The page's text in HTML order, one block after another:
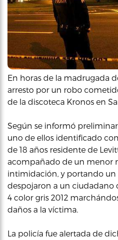
En horas de la madrugada
arresto por un robo
de la discoteca Kronos en
Según se informó
uno de ellos identificado
de 18 años residente de
acompañado de un menor
intimidación, y portando un
despojaron a un ciudadano
4 color gris 2012
daños a la víctima.
La policía fue alertada de